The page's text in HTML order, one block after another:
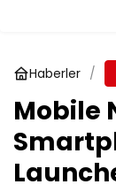
Haberler
Mobile